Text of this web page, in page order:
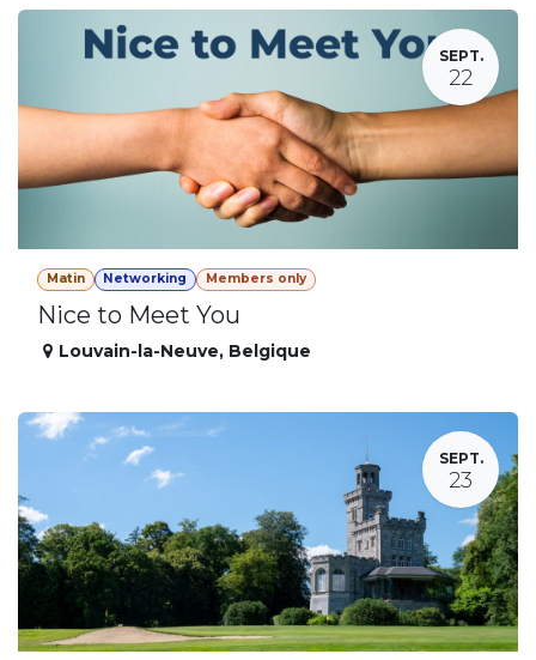
SEPT.
22
Matin Networking Members only
Nice to Meet You
Louvain-la-Neuve, Belgique
SEPT.
23